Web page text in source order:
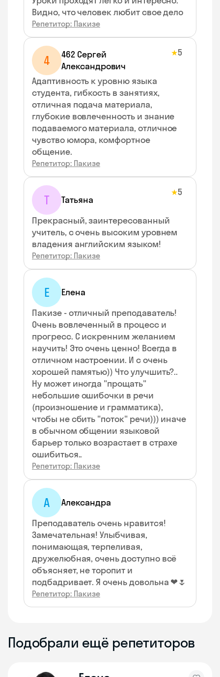
Видно, что человек любит свое дело
Репетитор: Пакизе
4
462 Сергей
Александрович
★5
Адаптивность к уровню языка
студента, гибкость в занятиях,
отличная подача материала,
глубокие вовлеченность и знание
подаваемого материала, отличное
чувство юмора, комфортное
общение.
Репетитор: Пакизе
Т Татьяна
★5
Прекрасный, заинтересованный
учитель, с очень высоким уровнем
владения английским языком!
Репетитор: Пакизе
Е
Елена
Пакизе - отличный преподаватель!
Очень вовлеченный в процесс и
прогресс. С искренним желанием
научить! Это очень ценно! Всегда в
отличном настроении. И с очень
хорошей памятью)) Что улучшить?..
Ну может иногда "прощать"
небольшие ошибочки в речи
(произношение и грамматика),
чтобы не сбить "поток" речи))) иначе
в обычном общении языковой
барьер только возрастает в страхе
ошибиться..
Репетитор: Пакизе
А
Александра
Преподаватель очень нравится!
Замечательная! Улыбчивая,
понимающая, терпеливая,
дружелюбная, очень доступно всё
объясняет, не торопит и
подбадривает. Я очень довольна ❤🌷
Репетитор: Пакизе
Подобрали ещё репетиторов